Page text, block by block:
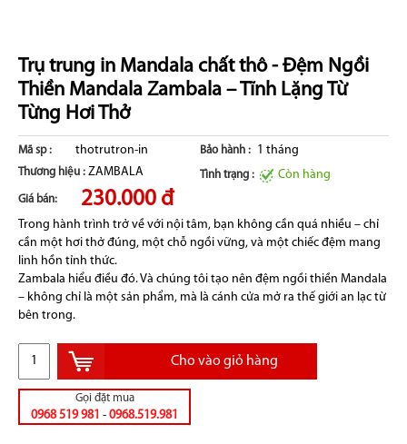
Trụ trung in Mandala chất thô - Đệm Ngồi
Thiền Mandala Zambala – Tĩnh Lặng Từ
Từng Hơi Thở
Mã sp : thotrutron-in Bảo hành : 1 tháng
Thương hiệu : ZAMBALA Tình trạng : Còn hàng
Giá bán: 230.000 đ
Trong hành trình trở về với nội tâm, bạn không cần quá nhiều – chỉ
cần một hơi thở đúng, một chỗ ngồi vững, và một chiếc đệm mang
linh hồn tỉnh thức.
Zambala hiểu điều đó. Và chúng tôi tạo nên đệm ngồi thiền Mandala
– không chỉ là một sản phẩm, mà là cánh cửa mở ra thế giới an lạc từ
bên trong.
Cho vào giỏ hàng
Gọi đặt mua
0968 519 981 - 0968.519.981